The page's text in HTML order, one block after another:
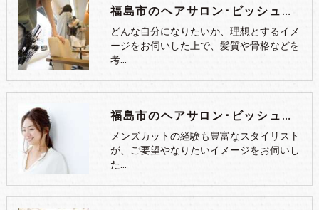
福島市のヘアサロン･ビッシュヘアーのお客様の声
どんな自分になりたいか、理想とするイメ
ージをお伺いした上で、髪質や骨格などを
考…
福島市のヘアサロン･ビッシュヘアーの口コミ情報
メンズカットの経験も豊富なスタイリスト
が、ご要望やなりたいイメージをお伺いし
た…